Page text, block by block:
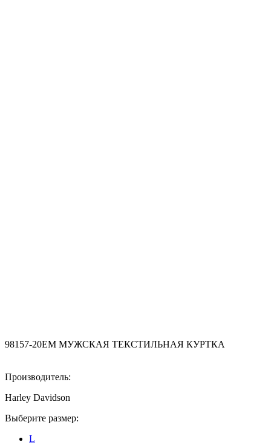
98157-20EM МУЖСКАЯ ТЕКСТИЛЬНАЯ КУРТКА
Производитель:
Harley Davidson
Выберите размер:
L